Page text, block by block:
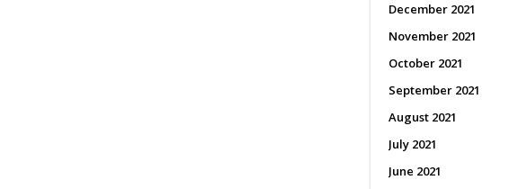
December 2021
November 2021
October 2021
September 2021
August 2021
July 2021
June 2021